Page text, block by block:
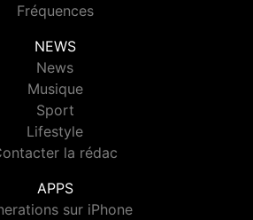
Fréquences
NEWS
News
Musique
Sport
Lifestyle
la rédac
APPS
sur iPhone